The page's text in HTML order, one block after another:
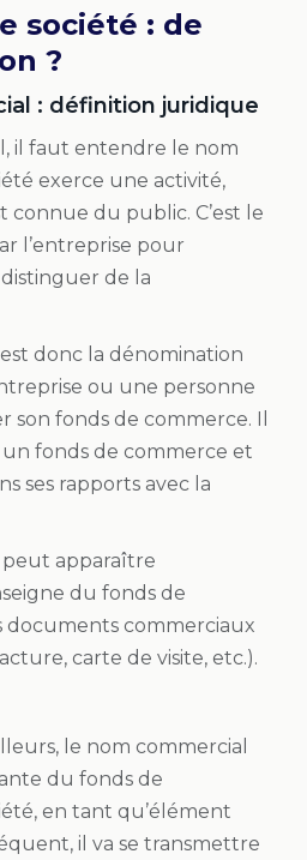
société : de
?
: définition juridique
il faut entendre le nom
exerce une activité,
connue du public. C’est le
l’entreprise pour
de la
donc la dénomination
ou une personne
son fonds de commerce. Il
fonds de commerce et
ses rapports avec la
peut apparaître
du fonds de
documents commerciaux
carte de visite, etc.).
le nom commercial
du fonds de
en tant qu’élément
il va se transmettre